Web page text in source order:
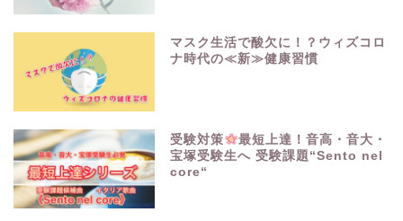
マスク生活で酸欠に！？ウィズコロ
ナ時代の≪新≫健康習慣
受験対策
最短上達！音高・音大・
宝塚受験生へ 受験課題“Sento nel
core“